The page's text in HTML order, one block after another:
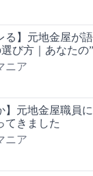
】元地金屋が
び方｜あなたの
コレ！業界10
ニア
】元地金屋職員
てきました
ニア